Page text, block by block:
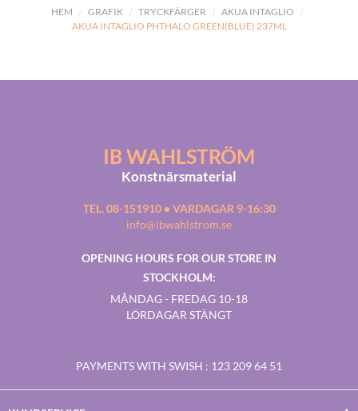
HEM GRAFIK TRYCKFÄRGER
AKUA INTAGLIO
AKUA INTAGLIO PHTHALO GREEN(BLUE) 237ML
IB WAHLSTRÖM
Konstnärsmaterial
TEL. 08-151910 • VARDAGAR 9-16:30
info@ibwahlstrom.se
OPENING HOURS FOR OUR STORE IN
STOCKHOLM:
MÅNDAG - FREDAG 10-18
LÖRDAGAR STÄNGT
PAYMENTS WITH SWISH : 123 209 64 51